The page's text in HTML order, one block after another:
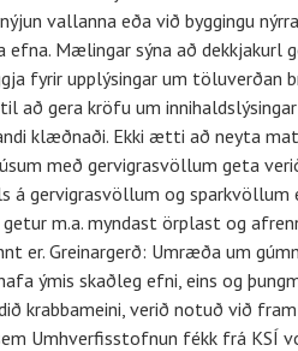
vallanna eða við byggingu
Mælingar sýna að dekkjakurl
fyrir upplýsingar um
að gera kröfu um
klæðnaði. Ekki ætti að neyta
með gervigrasvöllum geta
á gervigrasvöllum og
m.a. myndast örplast og
er. Greinargerð: Umræða um
ýmis skaðleg efni, eins og
krabbameini, verið notuð við
Umhverfisstofnun fékk frá KSÍ